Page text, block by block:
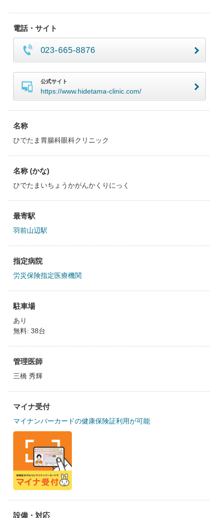
電話・サイト
023-665-8876
公式サイト
https://www.hidetama-clinic.com/
名称
ひでたま胃腸科眼科クリニック
名称 (かな)
ひでたまいちょうかがんかくりにっく
最寄駅
羽前山辺駅
指定病院
労災保険指定医療機関
駐車場
あり
無料: 38台
管理医師
三橋 秀輝
マイナ受付
マイナンバーカードの健康保険証利用が可能
設備・対応